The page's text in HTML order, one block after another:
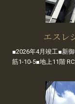
エスレ
■2026年4月竣工■新
筋1-10-5■地上11階